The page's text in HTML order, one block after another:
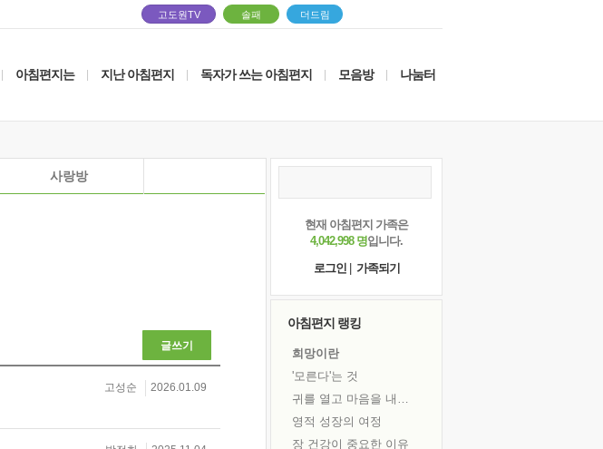
고도원TV 솔패 더드림
아침편지는 지난 아침편지 독자가 쓰는 아침편지 모음방 나눔터
사랑방
글쓰기
고성순 2026.01.09
현재 아침편지 가족은
4,042,998 명입니다.
로그인
가족되기
아침편지 랭킹
희망이란
'모른다'는 것
귀를 열고 마음을 내어주고
영적 성장의 여정
장 건강이 중요한 이유